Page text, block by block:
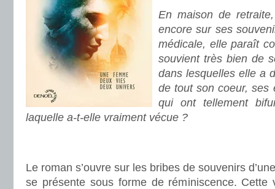
En maison de
encore sur ses
médicale, elle paraît
souvient très bien de
dans lesquelles elle a
de tout son coeur, ses
qui ont tellement
laquelle a-t-elle vraiment vécue ?
Le roman s’ouvre sur les bribes de souvenirs
se présente sous forme de réminiscence. Cette